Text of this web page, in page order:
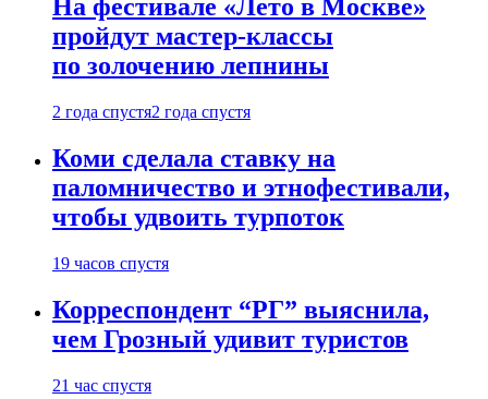
На фестивале «Лето в Москве»
пройдут мастер-классы
по золочению лепнины
2 года спустя2 года спустя
Коми сделала ставку на
паломничество и этнофестивали,
чтобы удвоить турпоток
19 часов спустя
Корреспондент “РГ” выяснила,
чем Грозный удивит туристов
21 час спустя